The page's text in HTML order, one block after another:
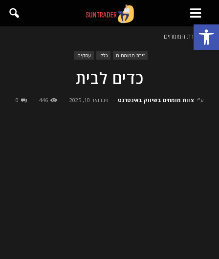
פתח סרגל נגישות
בית זירת המומחים
זירת המומחים כללי עסקים
כדים לבית
ע"י צוות מומחים בשיווק באינטרנט - פברואר 10, 2025 446
0